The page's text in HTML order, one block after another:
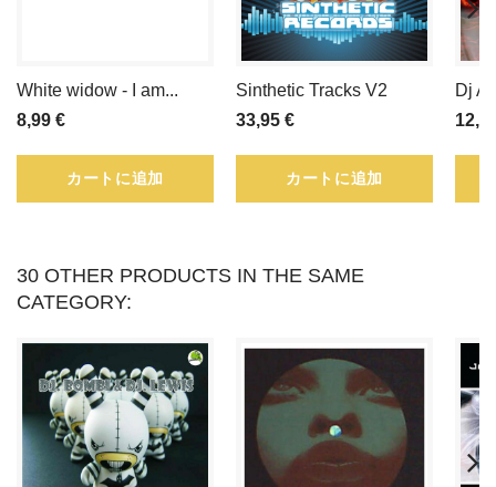
こ
で
ま
す。
ポ
White widow - I am...
8,99 €
カートに追加
Sinthetic Tracks V2
33,95 €
カートに追加
Dj
30 OTHER PRODUCTS IN THE SAME
CATEGORY: